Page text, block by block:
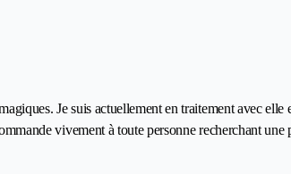
Je suis actuellement en traitement avec elle
vivement à toute personne recherchant